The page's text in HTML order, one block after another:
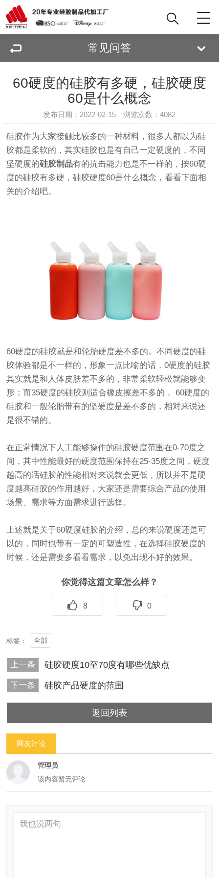
常见问答
60硬度的硅胶有多硬，硅胶硬度
60是什么概念
发布日期：2022-02-15 浏览次数：4082
硅胶作为大家接触比较多的一种材料，很多人都以为硅
胶都是柔软的，其实硅胶也是有自己一定硬度的，不同
坚硬度的硅胶制品有的抗击能力也是不一样的，按60硬
度的硅胶有多硬，硅胶硬度60是什么概念，看看下面相
关的介绍吧。
60硬度的硅胶就是和轮胎硬度差不多的。不同硬度的硅
胶体验都是不一样的，形象一点比喻的话，0硬度的硅胶
其实就是和人体皮肤差不多的，非常柔软轻松就能够变
形；而35硬度的硅胶则适合橡皮擦差不多的， 60硬度的
硅胶和一般轮胎带有的坚硬度是差不多的，相对来说还
是很不错的。
在正常情况下人工能够操作的硅胶硬度范围在0-70度之
间，其中性能最好的硬度范围保持在25-35度之间，硬度
越高的话硅胶的性能相对来说就会更低，所以并不是硬
度越高硅胶的作用越好，大家还是需要综合产品的使用
场景、需求等方面需求进行选择。
上述就是关于60硬度硅胶的介绍，总的来说硬度还是可
以的，同时也带有一定的可塑造性，在选择硅胶硬度的
时候，还是需要多看看需求，以免出现不好的效果。
你觉得这篇文章怎么样？
8 0
标签： 全部
上一条 硅胶硬度10至70度有哪些优缺点
下一条 硅胶产品硬度的范围
返回列表
网友评论
管理员
该内容暂无评论